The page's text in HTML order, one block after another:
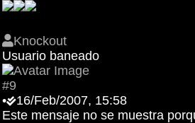
Knockout
Usuario baneado
#9
•
16/Feb/2007, 15:58
Este mensaje no se muestra